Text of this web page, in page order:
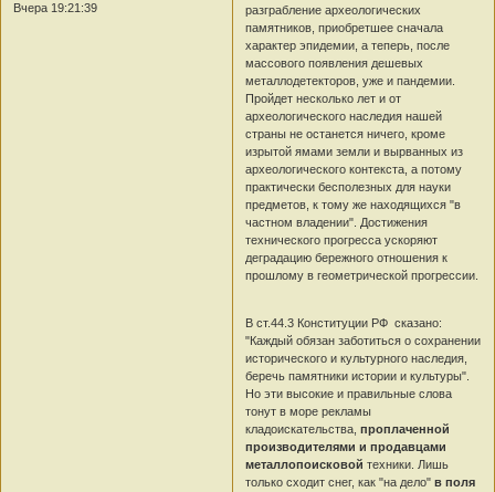
Вчера 19:21:39
разграбление археологических
памятников, приобретшее сначала
характер эпидемии, а теперь, после
массового появления дешевых
металлодетекторов, уже и пандемии.
Пройдет несколько лет и от
археологического наследия нашей
страны не останется ничего, кроме
изрытой ямами земли и вырванных из
археологического контекста, а потому
практически бесполезных для науки
предметов, к тому же находящихся "в
частном владении". Достижения
технического прогресса ускоряют
деградацию бережного отношения к
прошлому в геометрической прогрессии.
В ст.44.3 Конституции РФ сказано:
"Каждый обязан заботиться о сохранении
исторического и культурного наследия,
беречь памятники истории и культуры".
Но эти высокие и правильные слова
тонут в море рекламы
кладоискательства,проплаченной
производителями и продавцами
металлопоисковойтехники. Лишь
только сходит снег, как "на дело"в поля